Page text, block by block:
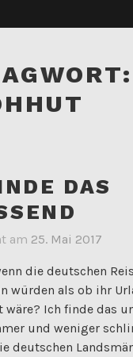
DAS
am 25. Mai 2017
die deutschen
würden als ob ihr
wäre? Ich finde das
und weniger
deutschen